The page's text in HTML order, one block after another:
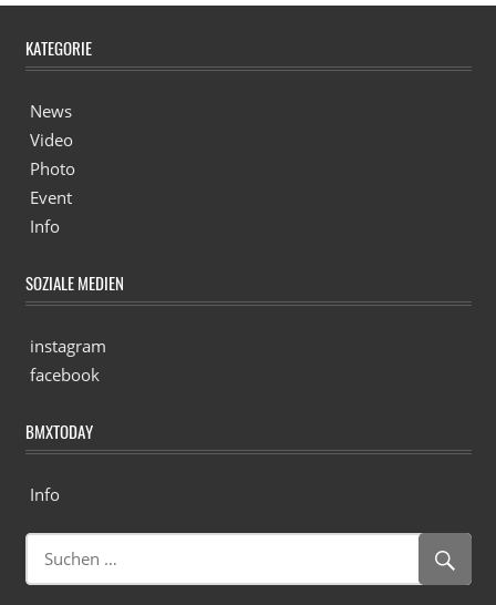
KATEGORIE
News
Video
Photo
Event
Info
SOZIALE MEDIEN
instagram
facebook
BMXTODAY
Info